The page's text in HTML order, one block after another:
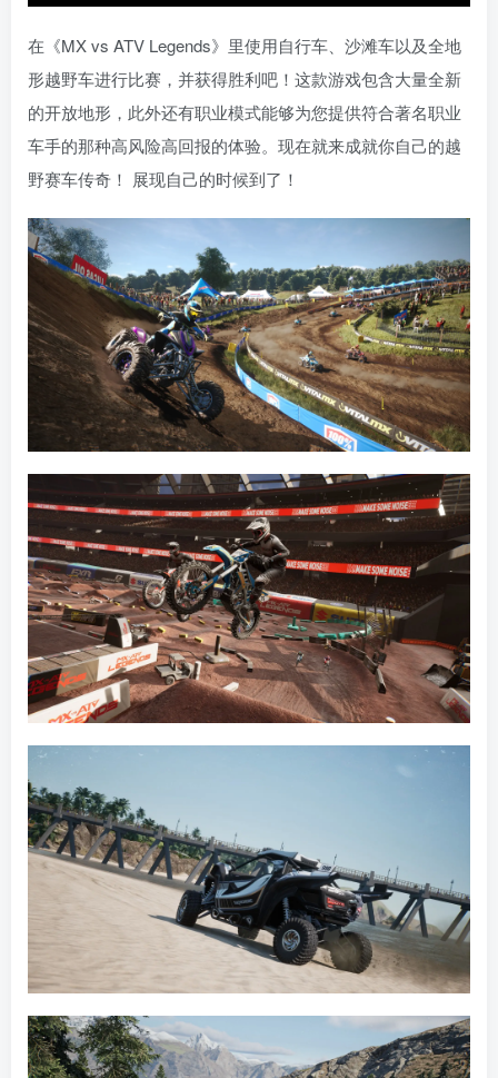
在《MX vs ATV Legends》里使用自行车、沙滩车以及全地
形越野车进行比赛，并获得胜利吧！这款游戏包含大量全新
的开放地形，此外还有职业模式能够为您提供符合著名职业
车手的那种高风险高回报的体验。现在就来成就你自己的越
野赛车传奇！ 展现自己的时候到了！